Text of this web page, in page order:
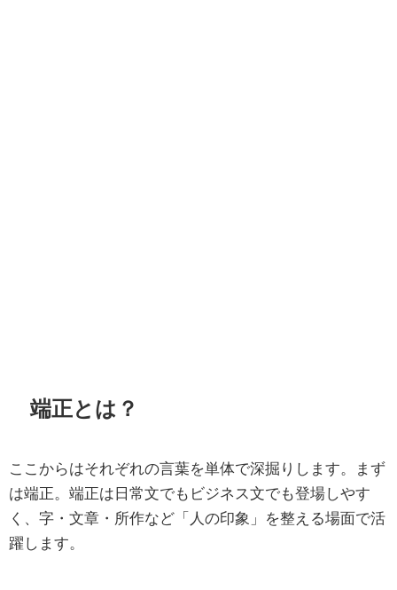
端正とは？
ここからはそれぞれの言葉を単体で深掘りします。まず
は端正。端正は日常文でもビジネス文でも登場しやす
く、字・文章・所作など「人の印象」を整える場面で活
躍します。